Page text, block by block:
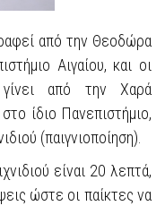
από την Θεοδώρα
Αιγαίου, και οι
από την Χαρά
ίδιο Πανεπιστήμιο,
(παιγνιοποίηση).
είναι 20 λεπτά,
ώστε οι παίκτες να